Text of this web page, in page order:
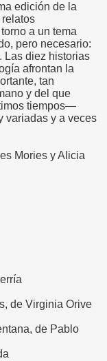
edición de la
a un tema
pero necesario:
Las diez historias
afrontan la
tan
y del que
tiempos—
variadas y a veces
Mories y Alicia
de Virginia Orive
de Pablo